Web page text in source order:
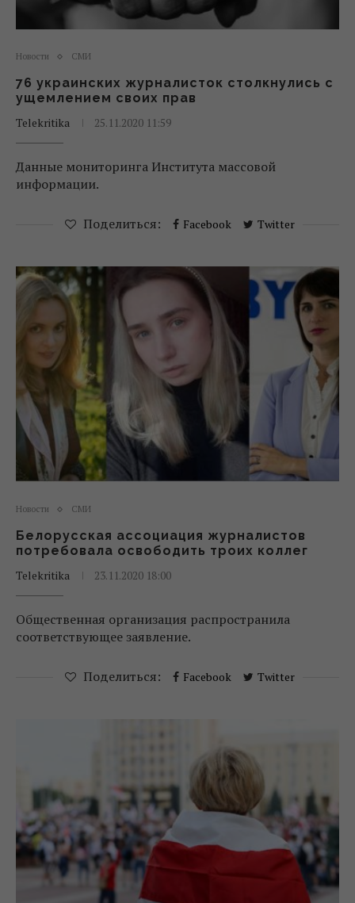
Новости СМИ
76 украинских журналисток столкнулись с
ущемлением своих прав
Telekritika
25.11.2020 11:59
Данные мониторинга Института массовой
информации.
Поделиться: Facebook Twitter
Новости СМИ
Белорусская ассоциация журналистов
потребовала освободить троих коллег
Telekritika
23.11.2020 18:00
Общественная организация распространила
соответствующее заявление.
Поделиться: Facebook Twitter